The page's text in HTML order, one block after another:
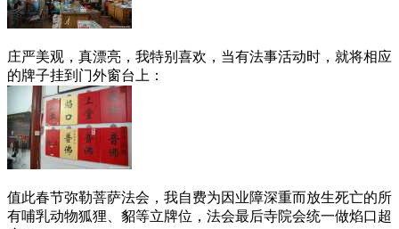
庄严美观，真漂亮，我特别喜欢，当有法事活动时，就将相应
的牌子挂到门外窗台上：
值此春节弥勒菩萨法会，我自费为因业障深重而放生死亡的所
有哺乳动物狐狸、貂等立牌位，法会最后寺院会统一做焰口超